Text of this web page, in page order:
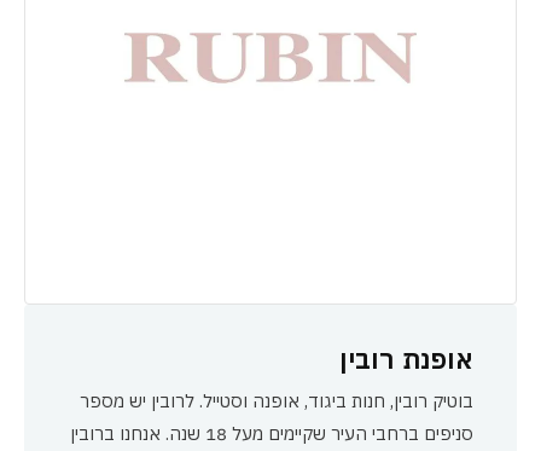
אופנת רובין
בוטיק רובין, חנות ביגוד, אופנה וסטייל. לרובין יש מספר
סניפים ברחבי העיר שקיימים מעל 18 שנה. אנחנו ברובין